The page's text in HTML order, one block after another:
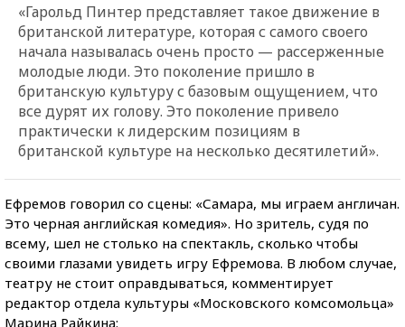
«Гарольд Пинтер представляет такое движение в
британской литературе, которая с самого своего
начала называлась очень просто — рассерженные
молодые люди. Это поколение пришло в
британскую культуру с базовым ощущением, что
все дурят их голову. Это поколение привело
практически к лидерским позициям в
британской культуре на несколько десятилетий».
Ефремов говорил со сцены: «Самара, мы играем англичан.
Это черная английская комедия». Но зритель, судя по
всему, шел не столько на спектакль, сколько чтобы
своими глазами увидеть игру Ефремова. В любом случае,
театру не стоит оправдываться, комментирует
редактор отдела культуры «Московского комсомольца»
Марина Райкина: